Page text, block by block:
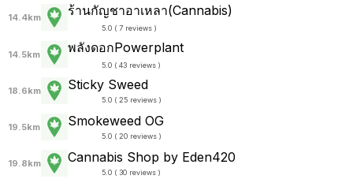
14.4km ร้านกัญชาอาเหลา(Cannabis)
5.0 ( 7 reviews )
14.5km พลังดอกPowerplant
5.0 ( 43 reviews )
18.6km Sticky Sweed
5.0 ( 25 reviews )
19.5km Smokeweed OG
5.0 ( 20 reviews )
19.8km Cannabis Shop by Eden420
5.0 ( 30 reviews )